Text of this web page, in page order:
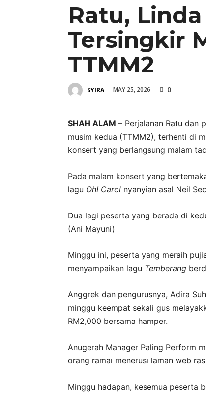
Ratu,
Tersingkir
TTMM2
SYIRA MAY 25, 2026 0
SHAH ALAM – Perjalanan Ratu dan
musim kedua (TTMM2), terhenti di
konsert yang berlangsung malam
Pada malam konsert yang
lagu Oh! Carol nyanyian asal Neil
Dua lagi peserta yang berada di
(Ani Mayuni)
Minggu ini, peserta yang meraih
menyampaikan lagu Temberang
Anggrek dan pengurusnya, Adira
minggu keempat sekali gus
RM2,000 bersama hamper.
Anugerah Manager Paling Perform
orang ramai menerusi laman web
Minggu hadapan, kesemua peserta